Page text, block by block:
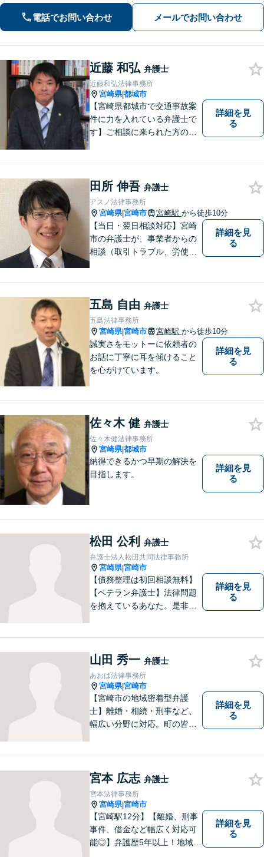
電話でお問い合わせ メールでお問い合わせ
近藤 和弘 弁護士
近藤和弘法律事務所
宮崎県|都城市
【宮崎県都城市で交通事故案
件に力を入れている弁護士で
す】ご相談に来られた方の話
は，依頼者が希望されるベス
トな解決に至るよう最善を尽
くします。お気軽にご相談く
ださい。
詳細を見
る
田所 伸吾 弁護士
アスノ法律事務所
宮崎県|宮崎市 宮崎駅 から徒歩10分
【当日・翌日相談対応】宮崎
市の弁護士が、事業者からの
相談（取引トラブル、労使関
受けします。
詳細を見
る
五島 自由 弁護士
五島法律事務所
宮崎県|宮崎市 宮崎駅 から徒歩10分
誠実さをモットーに依頼者の
お話に丁寧に耳を傾けること
を心がけています。
詳細を見
る
佐々木 健 弁護士
佐々木健法律事務所
宮崎県|都城市
納得できるかつ早期の解決を
目指します。
詳細を見
る
松田 公利 弁護士
弁護士法人松田共同法律事務所
宮崎県|宮崎市
【債務整理は初回相談無料】
【ベテラン弁護士】法律問題
を抱えているあなた。是非一
詳細を見
る
山田 秀一 弁護士
あおば法律事務所
宮崎県|宮崎市
【宮崎市の地域密着型弁護
士】離婚・相続・刑事など、
幅広い分野に対応。町の皆様
ださい。きっと道が開けま
す。
詳細を見
る
宮本 広志 弁護士
宮本法律事務所
宮崎県|宮崎市
【宮崎駅12分】【離婚、刑事
事件、借金など幅広く対応可
能◎】弁護歴5年以上！地域に
詳細を見
る